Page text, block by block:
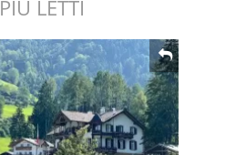
PIÙ LETTI